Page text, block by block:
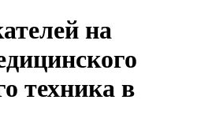
на
техника в